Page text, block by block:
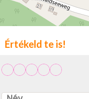
Értékeld te is!